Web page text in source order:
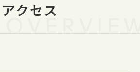
クセス